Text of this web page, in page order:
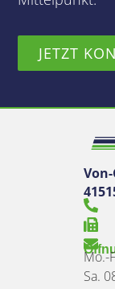
JETZT
Mo.-
Sa.